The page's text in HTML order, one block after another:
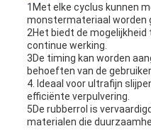
1Met elke cyclus kunnen
monstermateriaal worden
2Het biedt de
continue werking.
3De timing kan worden
behoeften van de
4. Ideaal voor ultrafijn
efficiënte verpulvering.
5De rubberrol is
materialen die